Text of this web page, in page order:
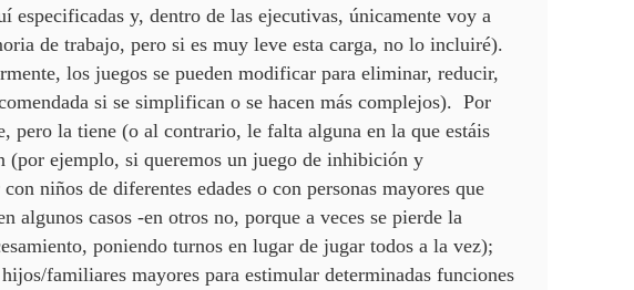
especificadas y, dentro de las ejecutivas, únicamente voy a
de trabajo, pero si es muy leve esta carga, no lo incluiré).
los juegos se pueden modificar para eliminar, reducir,
si se simplifican o se hacen más complejos). Por
pero la tiene (o al contrario, le falta alguna en la que estáis
(por ejemplo, si queremos un juego de inhibición y
niños de diferentes edades o con personas mayores que
algunos casos -en otros no, porque a veces se pierde la
poniendo turnos en lugar de jugar todos a la vez);
familiares mayores para estimular determinadas funciones